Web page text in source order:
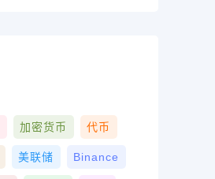
加密货币 代币
美联储 Binance